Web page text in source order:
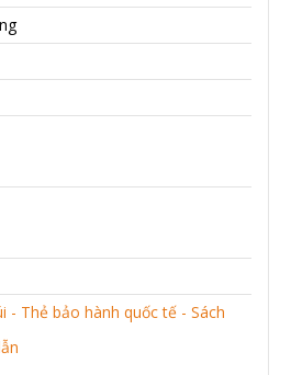
- Thẻ bảo hành quốc tế - Sách